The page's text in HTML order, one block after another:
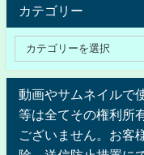
カテゴリー
動画やサムネイルで
等は全てその権利所
ございません。お客